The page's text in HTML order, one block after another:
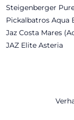
Steigenberger
Pickalbatros Aqua
Jaz Costa Mares
JAZ Elite Asteria